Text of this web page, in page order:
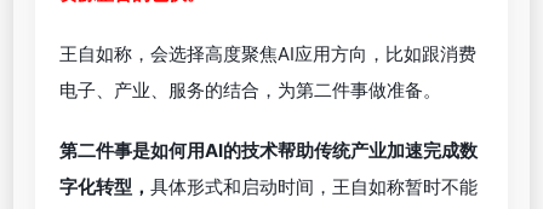
王自如称，会选择高度聚焦AI应用方向，比如跟消费
电子、产业、服务的结合，为第二件事做准备。
第二件事是如何用AI的技术帮助传统产业加速完成数
字化转型， 具体形式和启动时间，王自如称暂时不能